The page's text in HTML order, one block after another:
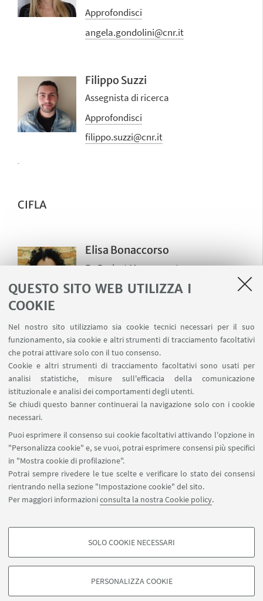
QUESTO SITO WEB UTILIZZA I
COOKIE
Nel nostro sito utilizziamo sia cookie tecnici necessari per il suo
funzionamento, sia cookie e altri strumenti di tracciamento facoltativi
che potrai attivare solo con il tuo consenso.
Cookie e altri strumenti di tracciamento facoltativi sono usati per
analisi statistiche, misure sull'efficacia della comunicazione
istituzionale e analisi dei comportamenti degli utenti.
Se chiudi questo banner continuerai la navigazione solo con i cookie
necessari.
Puoi esprimere il consenso sui cookie facoltativi attivando l'opzione in
"Personalizza cookie" e, se vuoi, potrai esprimere consensi più specifici
in "Mostra cookie di profilazione".
Potrai sempre rivedere le tue scelte e verificare lo stato dei consensi
rientrando nella sezione "Impostazione cookie" del sito.
Per maggiori informazioniconsulta la nostra Cookie policy.
COOKIE DI PROFILAZIONE - FACOLTATIVI
degli utenti, creare profili in base al loro comportamento sul sito, per analisi
di marketing.
SOLO COOKIE NECESSARI
PERSONALIZZA COOKIE
Approfondisci
angela.gondolini@cnr.it
Filippo Suzzi
Assegnista di ricerca
Approfondisci
filippo.suzzi@cnr.it
CIFLA
Elisa Bonaccorso
Eu Project Managment
Approfondisci
Michela Casadio
Ufficio stampa
Approfondisci
ufficiostampa@fondazioneflaminia.it
Valentina Galletti
UE Junior Project Managment
Approfondisci